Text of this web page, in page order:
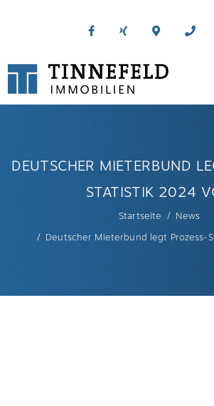
DEUTSCHER MIETERBUND
STATISTIK 2024
Startseite
News
Deutscher Mieterbund legt Prozess-